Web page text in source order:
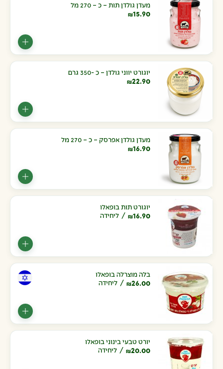
מעדן גולדן תות – כ – 270 מל
₪15.90
יוגורט יווני גולדן – כ -350 גרם
₪22.90
מעדן גולדן אפרסק – כ – 270 מל
₪16.90
יוגורט תות בופאלו
₪16.90 ליחידה
בלה מוצרלה בופאלו
₪26.00 ליחידה
יורט טבעי בינוני בופאלו
₪20.00 ליחידה